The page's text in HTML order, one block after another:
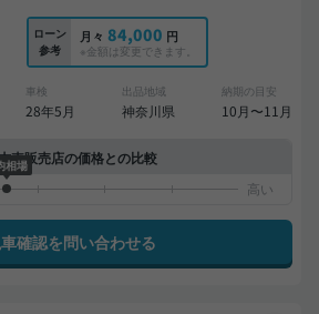
ローン
参考
月々 84,000 円
※金額は変更できます。
車検
28年5月
出品地域
神奈川県
納期の目安
10月〜11月
車販売店の価格との比較
相場
確認を問い合わせる